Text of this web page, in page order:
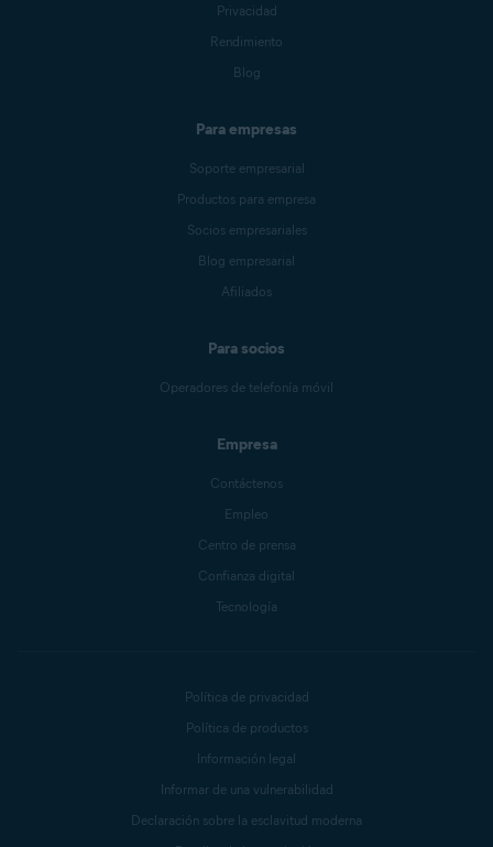
Privacidad
Rendimiento
Blog
Para empresas
Soporte empresarial
Productos para empresa
Socios empresariales
Blog empresarial
Afiliados
Para socios
Operadores de telefonía móvil
Empresa
Contáctenos
Empleo
Centro de prensa
Confianza digital
Tecnología
Política de privacidad
Política de productos
Información legal
Informar de una vulnerabilidad
Declaración sobre la esclavitud moderna